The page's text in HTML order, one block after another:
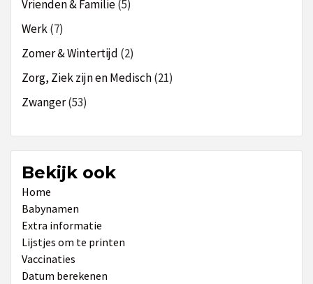
Vrienden & Familie(5)
Werk(7)
Zomer & Wintertijd (2)
Zorg, Ziek zijn en Medisch(21)
Zwanger(53)
Bekijk ook
Home
Babynamen
Extra informatie
Lijstjes om te printen
Vaccinaties
Datum berekenen